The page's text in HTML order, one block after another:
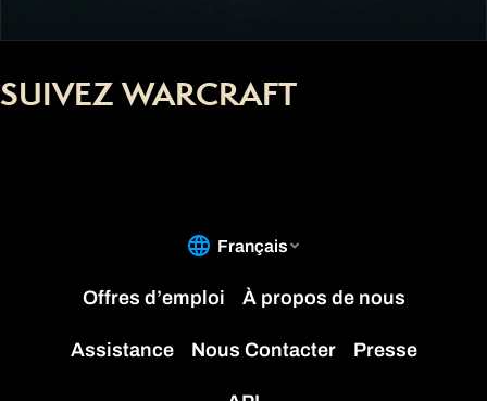
SUIVEZ WARCRAFT